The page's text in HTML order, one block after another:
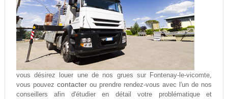
vous désirez louer une de nos grues sur Fontenay-le-vicomte,
vous pouvez contacterou prendre rendez-vous avec l'un de nos
conseillers afin d'étudier en détail votre problématique et